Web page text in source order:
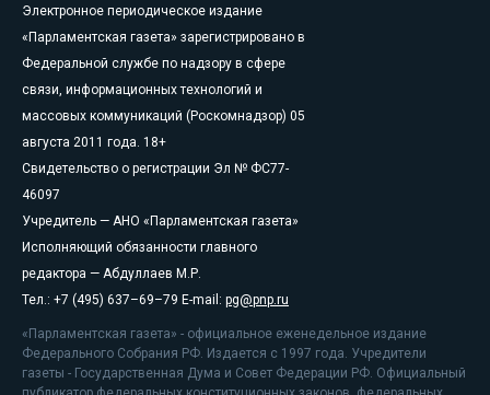
Электронное периодическое издание
«Парламентская газета» зарегистрировано в
Федеральной службе по надзору в сфере
связи, информационных технологий и
массовых коммуникаций (Роскомнадзор) 05
августа 2011 года. 18+
Свидетельство о регистрации Эл № ФС77-
46097
Учредитель — АНО «Парламентская газета»
Исполняющий обязанности главного
редактора — Абдуллаев М.Р.
Тел.: +7 (495) 637–69–79 E-mail: pg@pnp.ru
«Парламентская газета» - официальное еженедельное издание
Федерального Собрания РФ. Издается с 1997 года. Учредители
газеты - Государственная Дума и Совет Федерации РФ. Официальный